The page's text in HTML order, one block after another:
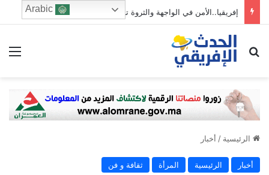
إفريقيا..الأمن في الواجهة والثروة تبحث عن طريقها إلى التصنيع
ابحث عن
الرئيسية / أخبار
أخبار الرئيسية المرأة ثقافة و فن
Arabic